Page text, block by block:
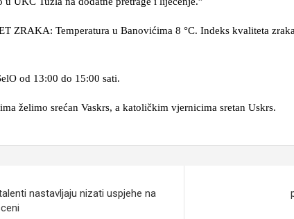
ZRAKA: Temperatura u Banovićima 8 °C. Indeks kvaliteta
od 13:00 do 15:00 sati.
želimo srećan Vaskrs, a katoličkim vjernicima sretan Uskrs.
nastavljaju nizati uspjehe na